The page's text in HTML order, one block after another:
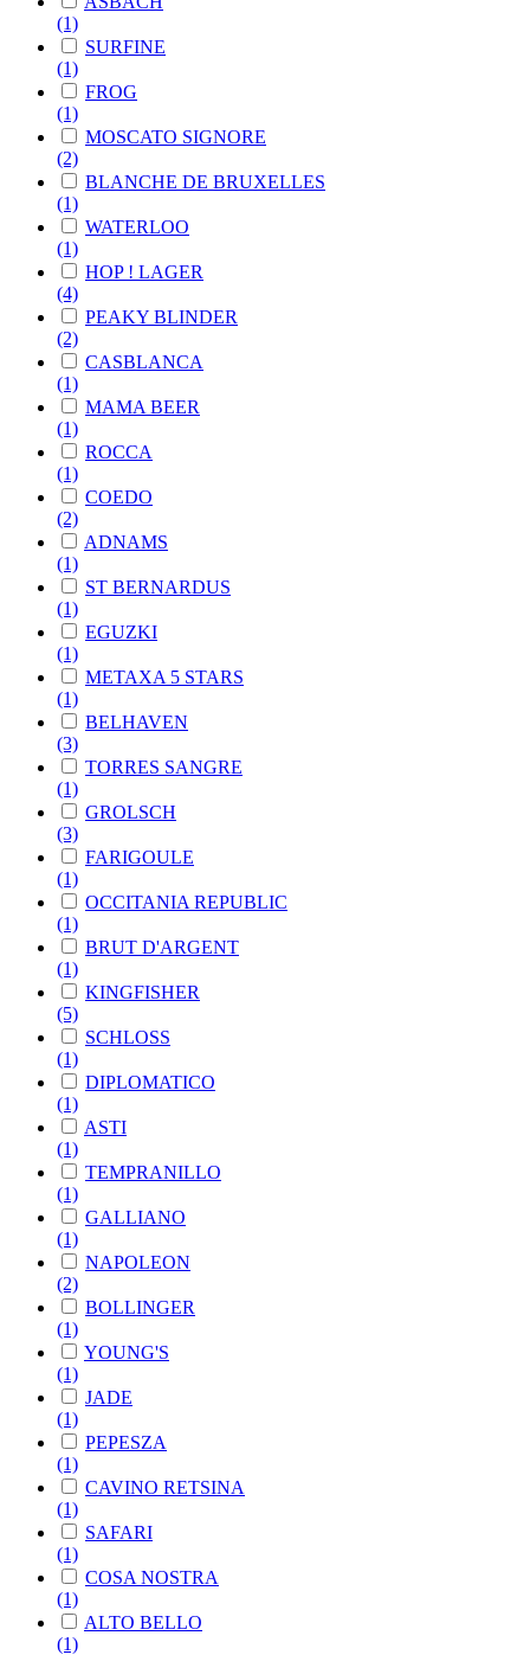
(1)
SURFINE
(1)
FROG
(1)
MOSCATO SIGNORE
(2)
BLANCHE DE BRUXELLES
(1)
WATERLOO
(1)
HOP ! LAGER
(4)
PEAKY BLINDER
(2)
CASBLANCA
(1)
MAMA BEER
(1)
ROCCA
(1)
COEDO
(2)
ADNAMS
(1)
ST BERNARDUS
(1)
EGUZKI
(1)
METAXA 5 STARS
(1)
BELHAVEN
(3)
TORRES SANGRE
(1)
GROLSCH
(3)
FARIGOULE
(1)
OCCITANIA REPUBLIC
(1)
BRUT D'ARGENT
(1)
KINGFISHER
(5)
SCHLOSS
(1)
DIPLOMATICO
(1)
ASTI
(1)
TEMPRANILLO
(1)
GALLIANO
(1)
NAPOLEON
(2)
BOLLINGER
(1)
YOUNG'S
(1)
JADE
(1)
PEPESZA
(1)
CAVINO RETSINA
(1)
SAFARI
(1)
COSA NOSTRA
(1)
ALTO BELLO
(1)